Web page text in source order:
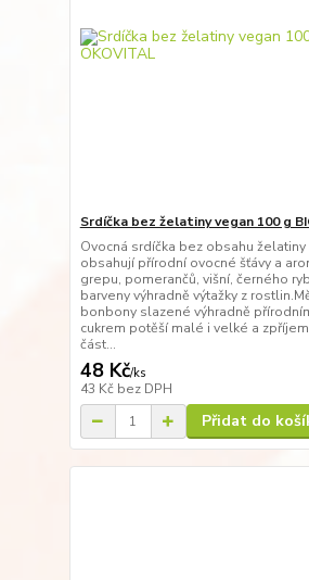
Srdíčka bez želatiny vegan 100 g
Ovocná srdíčka bez obsahu
obsahují přírodní ovocné šťávy a
grepu, pomerančů, višní, černého
barveny výhradně výtažky z
bonbony slazené výhradně
cukrem potěší malé i velké a
část...
48 Kč/ks
43 Kč bez DPH
Přidat do